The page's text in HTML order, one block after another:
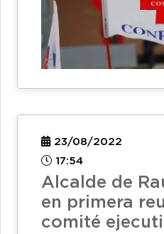
23/08/2022
17:54
Alcalde de
en primera
comité